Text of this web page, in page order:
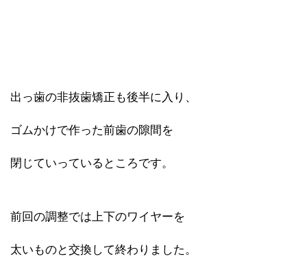
出っ歯の非抜歯矯正も後半に入り、
ゴムかけで作った前歯の隙間を
閉じていっているところです。
前回の調整では上下のワイヤーを
太いものと交換して終わりました。